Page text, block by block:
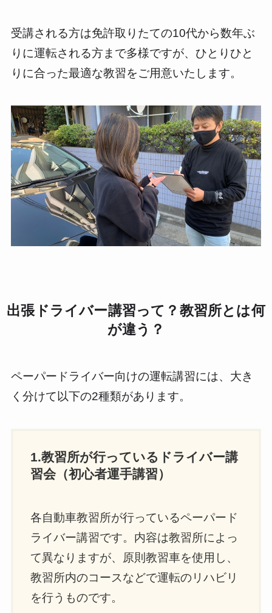
受講される方は免許取りたての10代から数年ぶ
りに運転される方まで多様ですが、ひとりひと
りに合った最適な教習をご用意いたします。
出張ドライバー講習って？教習所とは何
が違う？
ペーパードライバー向けの運転講習には、大き
く分けて以下の2種類があります。
1.教習所が行っているドライバー講
習会（初心者運手講習）
各自動車教習所が行っているペーパード
ライバー講習です。内容は教習所によっ
て異なりますが、原則教習車を使用し、
教習所内のコースなどで運転のリハビリ
を行うものです。